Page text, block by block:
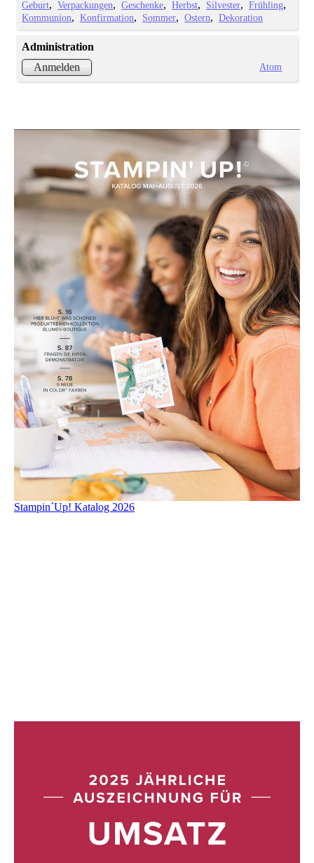
Geburt Verpackungen Geschenke Herbst Silvester
Frühling
Kommunion
Konfirmation Sommer Ostern Dekoration
Administration
Anmelden
Atom
Stampin´Up! Katalog 2026